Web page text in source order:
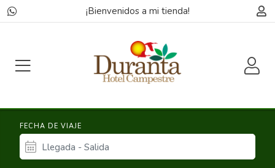
¡Bienvenidos a mi tienda!
FECHA DE VIAJE